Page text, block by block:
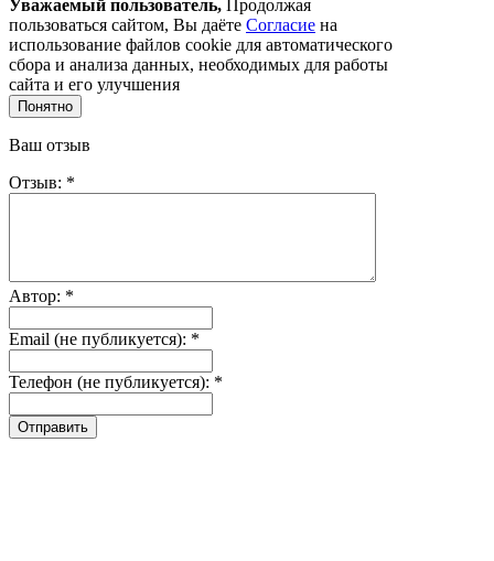
Уважаемый пользователь, Продолжая
пользоваться сайтом, Вы даёте Согласие на
использование файлов cookie для автоматического
сбора и анализа данных, необходимых для работы
сайта и его улучшения
Понятно
Ваш отзыв
Отзыв: *
Автор: *
Email (не публикуется): *
Телефон (не публикуется): *
Отправить